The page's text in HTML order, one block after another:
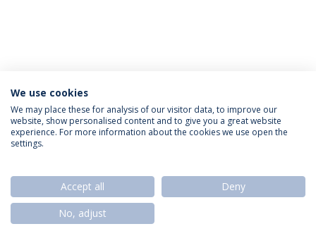
Política de Privacidade
Termos & Condições
Direitos do Titular dos Dados
© 2026 Universidade Católica Portuguesa
We use cookies
We may place these for analysis of our visitor data, to improve our
website, show personalised content and to give you a great website
experience. For more information about the cookies we use open the
settings.
Accept all
Deny
No, adjust